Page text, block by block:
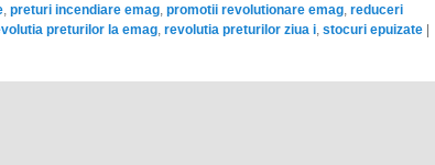
preturi incendiare emag promotii revolutionare emag reduceri
preturilor la emag revolutia preturilor ziua i stocuri epuizate |